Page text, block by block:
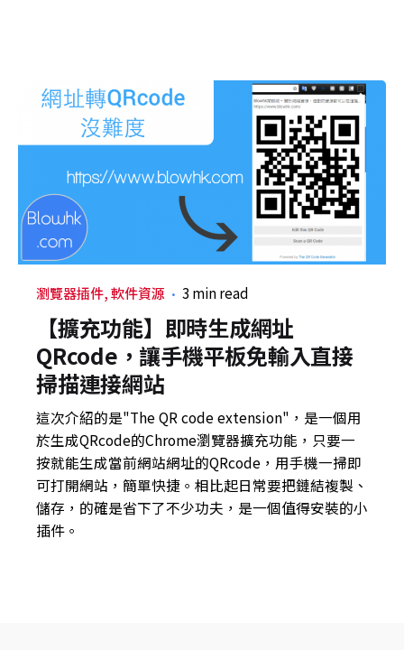
瀏覽器插件 軟件資源 3 min read
【擴充功能】即時生成網址
QRcode，讓手機平板免輸入直接
掃描連接網站
這次介紹的是"The QR code extension"，是一個用
於生成QRcode的Chrome瀏覽器擴充功能，只要一
按就能生成當前網站網址的QRcode，用手機一掃即
可打開網站，簡單快捷。相比起日常要把鏈結複製、
儲存，的確是省下了不少功夫，是一個值得安裝的小
插件。